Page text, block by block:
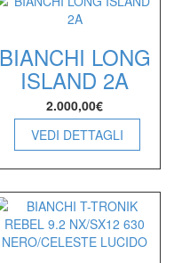
BIANCHI LONG
ISLAND 2A
2.000,00€
VEDI DETTAGLI